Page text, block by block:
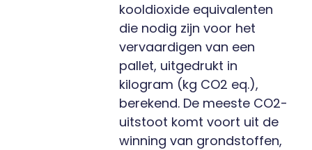
kooldioxide equivalenten
die nodig zijn voor het
vervaardigen van een
pallet, uitgedrukt in
kilogram (kg CO2 eq.),
berekend. De meeste CO2-
uitstoot komt voort uit de
winning van grondstoffen,